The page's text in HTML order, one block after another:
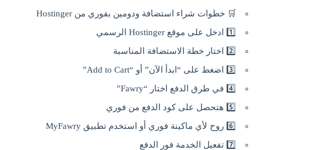
🛒 خطوات شراء استضافة ودومين بفوري من Hostinger
1️⃣ ادخل على موقع Hostinger الرسمي
2️⃣ اختار خطة الاستضافة المناسبة
3️⃣ اضغط على “ابدأ الآن” أو “Add to Cart”
4️⃣ في طرق الدفع اختار “Fawry”
5️⃣ هتحصل على كود الدفع من فوري
6️⃣ روح لأي ماكينة فوري أو استخدم تطبيق MyFawry
7️⃣ تفعيل الخدمة فور الدفع